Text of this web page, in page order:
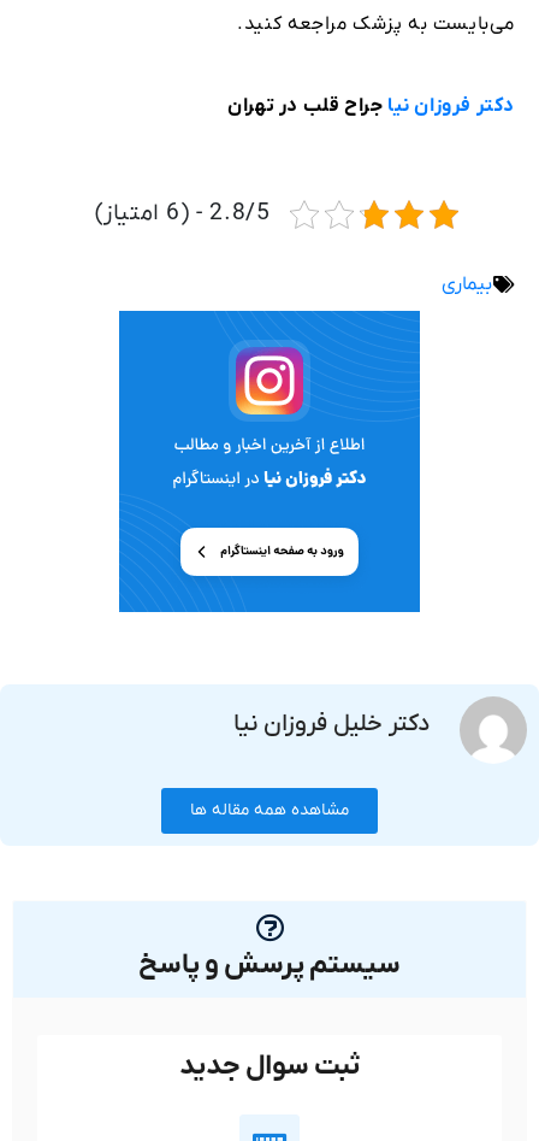
می‌بایست به پزشک مراجعه کنید.
دکتر فروزان نیا جراح قلب در تهران
2.8/5 - (6 امتیاز)
بیماری
دکتر خلیل فروزان نیا
مشاهده همه مقاله ها
سیستم پرسش و پاسخ
ثبت سوال جدید